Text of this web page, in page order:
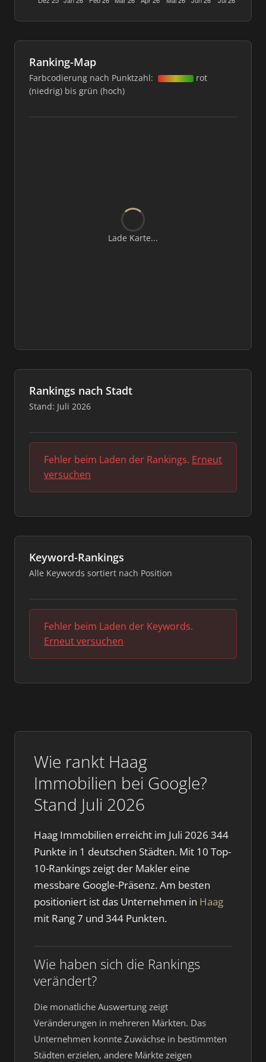
Wie rankt Haag
Immobilien bei Google?
Stand Juli 2026
Haag Immobilien erreicht im Juli 2026 344
Punkte in 1 deutschen Städten. Mit 10 Top-
10-Rankings zeigt der Makler eine
messbare Google-Präsenz. Am besten
positioniert ist das Unternehmen in Haag
mit Rang 7 und 344 Punkten.
Wie haben sich die Rankings
verändert?
Die monatliche Auswertung zeigt
Veränderungen in mehreren Märkten. Das
Unternehmen konnte Zuwächse in bestimmten
Städten erzielen, andere Märkte zeigen
Ranking-Map
Farbcodierung nach Punktzahl:
rot
(niedrig) bis grün (hoch)
Lade Karte...
Rankings nach Stadt
Stand: Juli 2026
Fehler beim Laden der Rankings. Erneut
versuchen
Keyword-Rankings
Alle Keywords sortiert nach Position
Fehler beim Laden der Keywords.
Erneut versuchen